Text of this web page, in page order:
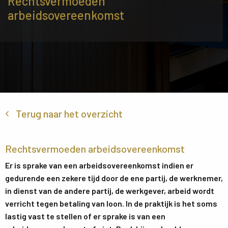
arbeidsovereenkomst
Terug naar het overzicht
Rechtsvermoeden arbeidsovereenkomst
Er is sprake van een arbeidsovereenkomst indien er
gedurende een zekere tijd door de ene partij, de werknemer,
in dienst van de andere partij, de werkgever, arbeid wordt
verricht tegen betaling van loon. In de praktijk is het soms
lastig vast te stellen of er sprake is van een